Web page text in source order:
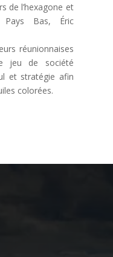
de l’hexagone et
Pays Bas, Éric
réunionnaises
jeu de société
et stratégie afin
colorées.